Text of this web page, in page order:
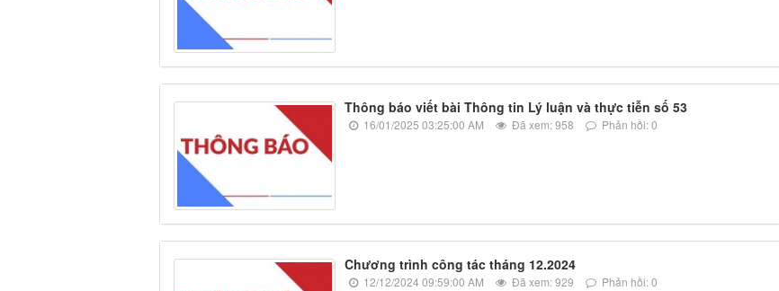
Thông báo viết bài Thông tin Lý luận và thực tiễn số 53
16/01/2025 03:25:00 AM Đã xem: 958 Phản hồi: 0
Chương trình công tác tháng 12.2024
12/12/2024 09:59:00 AM Đã xem: 929 Phản hồi: 0